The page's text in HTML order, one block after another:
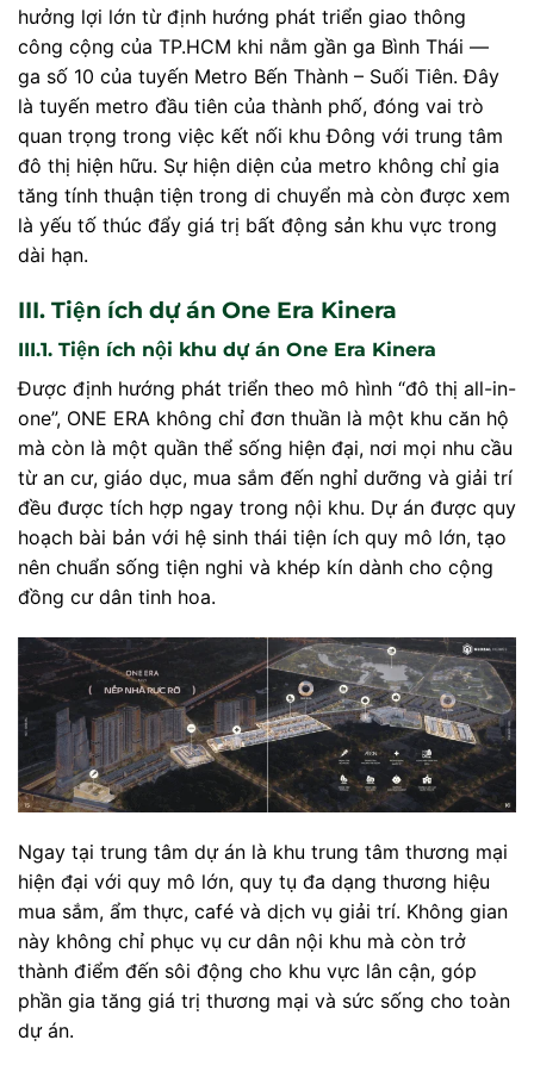
hưởng lợi lớn từ định hướng phát triển giao thông
công cộng của TP.HCM khi nằm gần ga Bình Thái —
ga số 10 của tuyến Metro Bến Thành – Suối Tiên. Đây
là tuyến metro đầu tiên của thành phố, đóng vai trò
quan trọng trong việc kết nối khu Đông với trung tâm
đô thị hiện hữu. Sự hiện diện của metro không chỉ gia
tăng tính thuận tiện trong di chuyển mà còn được xem
là yếu tố thúc đẩy giá trị bất động sản khu vực trong
dài hạn.
III. Tiện ích dự án One Era Kinera
III.1. Tiện ích nội khu dự án One Era Kinera
Được định hướng phát triển theo mô hình “đô thị all-in-
one”, ONE ERA không chỉ đơn thuần là một khu căn hộ
mà còn là một quần thể sống hiện đại, nơi mọi nhu cầu
từ an cư, giáo dục, mua sắm đến nghỉ dưỡng và giải trí
đều được tích hợp ngay trong nội khu. Dự án được quy
hoạch bài bản với hệ sinh thái tiện ích quy mô lớn, tạo
nên chuẩn sống tiện nghi và khép kín dành cho cộng
đồng cư dân tinh hoa.
Ngay tại trung tâm dự án là khu trung tâm thương mại
hiện đại với quy mô lớn, quy tụ đa dạng thương hiệu
mua sắm, ẩm thực, café và dịch vụ giải trí. Không gian
này không chỉ phục vụ cư dân nội khu mà còn trở
thành điểm đến sôi động cho khu vực lân cận, góp
phần gia tăng giá trị thương mại và sức sống cho toàn
dự án.